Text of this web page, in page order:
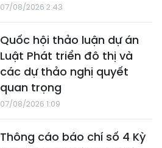
07/08/2026 2:43
Quốc hội thảo luận dự án
Luật Phát triển đô thị và
các dự thảo nghị quyết
quan trọng
07/08/2026 1:09
Thông cáo báo chí số 4 Kỳ